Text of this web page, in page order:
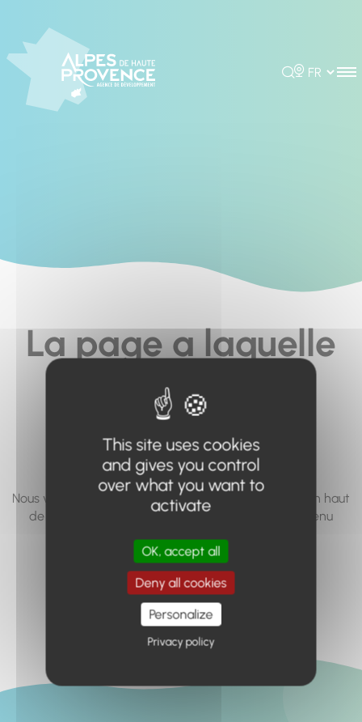
Rechercher
Choisir la
La page a laquelle
vous cherchez à
accéder n'existe
pas... ou plus.
Nous vous invitons à utiliser le moteur de recherche en haut
de page, ou à utiliser le menu pour trouver le contenu
Retour à l'accueil
This site uses cookies
and gives you control
over what you want to
activate
OK, accept all
Deny all cookies
Personalize
Privacy policy